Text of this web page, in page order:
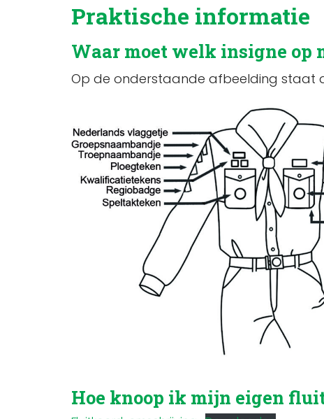
Praktische informatie
Waar moet welk insigne op
Op de onderstaande afbeelding staat
Hoe knoop ik mijn eigen